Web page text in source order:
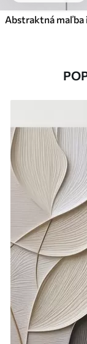
Abstraktná